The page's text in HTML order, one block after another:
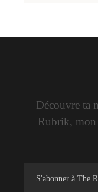
Découvre ta
Rubrik,